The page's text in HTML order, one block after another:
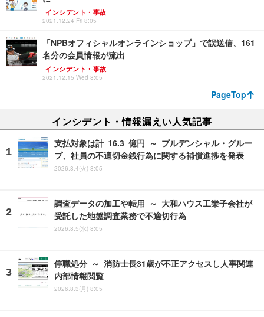
インシデント・事故
2021.12.24 Fri 8:05
「NPBオフィシャルオンラインショップ」で誤送信、161
名分の会員情報が流出
インシデント・事故
2021.12.15 Wed 8:05
PageTop
インシデント・情報漏えい人気記事
支払対象は計 16.3 億円 ～ プルデンシャル・グルー
プ、社員の不適切金銭行為に関する補償進捗を発表
2026.8.4(火) 8:05
調査データの加工や転用 ～ 大和ハウス工業子会社が
受託した地盤調査業務で不適切行為
2026.8.5(水) 8:05
停職処分 ～ 消防士長31歳が不正アクセスし人事関連
内部情報閲覧
2026.8.3(月) 8:05